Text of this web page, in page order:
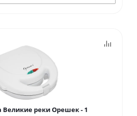
реки Орешек - 1